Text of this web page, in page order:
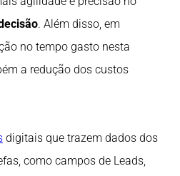
. Além disso, em
no tempo gasto nesta
a redução dos custos
digitais que trazem dados dos
como campos de Leads,